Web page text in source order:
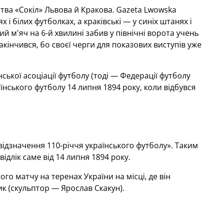
«Сокіл» Львова й Кракова. Gazeta Lwowska
білих футболках, а краківські — у синіх штанях і
м'яч на 6-й хвилині забив у північні ворота учень
бо своєї черги для показових виступів уже
асоціації футболу (тоді — Федерації футболу
футболу 14 липня 1894 року, коли відбувся
110-річчя українського футболу». Таким
саме від 14 липня 1894 року.
матчу на теренах України на місці, де він
(скульптор — Ярослав Скакун).